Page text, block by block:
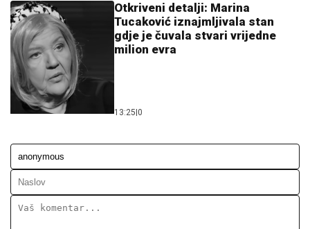
Otkriveni detalji: Marina
Tucaković iznajmljivala stan
gdje je čuvala stvari vrijedne
milion evra
13:25 0